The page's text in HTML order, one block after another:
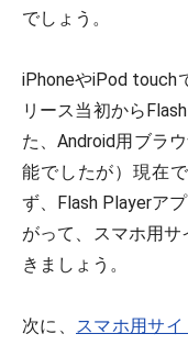
でしょう。
iPhoneやiPod touch
リース当初から
た、Android用ブラ
能でしたが）現在
ず、Flash Playerア
がって、スマホ用サ
きましょう。
次に、 スマホ用サ